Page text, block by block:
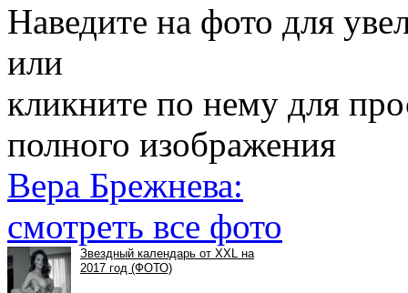
Наведите на фото для
или
кликните по нему для
полного изображения
Вера Брежнева:
смотреть все фото